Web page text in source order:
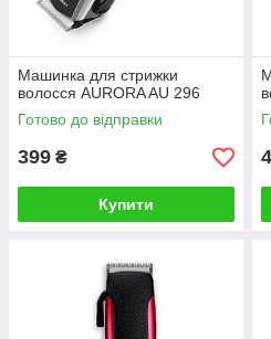
Машинка для стрижки
волосся AURORA AU 296
Готово до відправки
399 ₴
Купити